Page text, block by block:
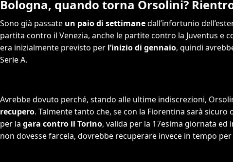
Bologna, quando torna Orsolini?
Sono già passate un paio di settimanedall’infortunio
partita contro il Venezia, anche le partite contro la Juventus e
era inizialmente previsto per l’inizio di gennaio, quindi
Serie A.
Avrebbe dovuto perché, stando alle ultime indiscrezioni,
recupero. Talmente tanto che, se con la Fiorentina sarà
per la gara contro il Torino, valida per la 17esima giornata
non dovesse farcela, dovrebbe recuperare invece in tempo per